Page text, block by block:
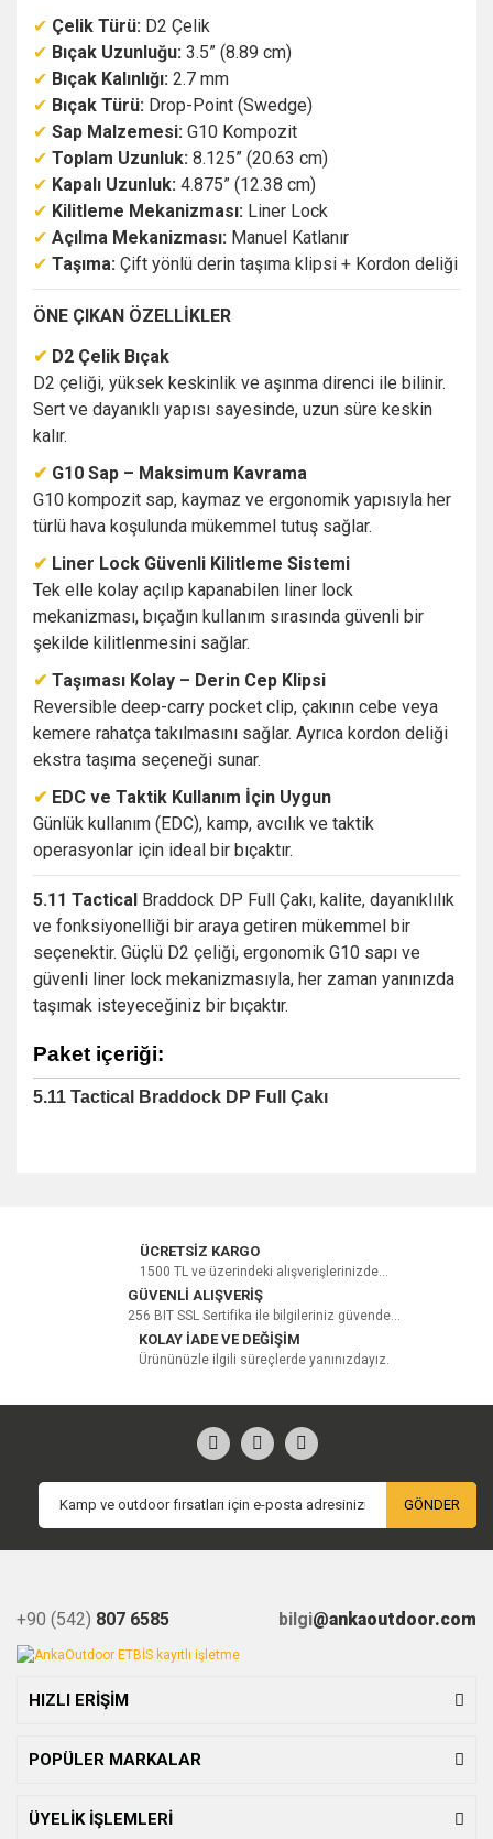
✔ Çelik Türü: D2 Çelik
✔ Bıçak Uzunluğu: 3.5” (8.89 cm)
✔ Bıçak Kalınlığı: 2.7 mm
✔ Bıçak Türü: Drop-Point (Swedge)
✔ Sap Malzemesi: G10 Kompozit
✔ Toplam Uzunluk: 8.125” (20.63 cm)
✔ Kapalı Uzunluk: 4.875” (12.38 cm)
✔ Kilitleme Mekanizması: Liner Lock
✔ Açılma Mekanizması: Manuel Katlanır
✔ Taşıma: Çift yönlü derin taşıma klipsi + Kordon deliği
ÖNE ÇIKAN ÖZELLİKLER
✔ D2 Çelik Bıçak
D2 çeliği, yüksek keskinlik ve aşınma direnci ile bilinir.
Sert ve dayanıklı yapısı sayesinde, uzun süre keskin
kalır.
✔ G10 Sap – Maksimum Kavrama
G10 kompozit sap, kaymaz ve ergonomik yapısıyla her
türlü hava koşulunda mükemmel tutuş sağlar.
✔ Liner Lock Güvenli Kilitleme Sistemi
Tek elle kolay açılıp kapanabilen liner lock
mekanizması, bıçağın kullanım sırasında güvenli bir
şekilde kilitlenmesini sağlar.
✔ Taşıması Kolay – Derin Cep Klipsi
Reversible deep-carry pocket clip, çakının cebe veya
kemere rahatça takılmasını sağlar. Ayrıca kordon deliği
ekstra taşıma seçeneği sunar.
✔ EDC ve Taktik Kullanım İçin Uygun
Günlük kullanım (EDC), kamp, avcılık ve taktik
operasyonlar için ideal bir bıçaktır.
5.11 Tactical Braddock DP Full Çakı, kalite, dayanıklılık
ve fonksiyonelliği bir araya getiren mükemmel bir
seçenektir. Güçlü D2 çeliği, ergonomik G10 sapı ve
güvenli liner lock mekanizmasıyla, her zaman yanınızda
taşımak isteyeceğiniz bir bıçaktır.
Paket içeriği:
5.11 Tactical Braddock DP Full Çakı
Bu ürüne ilk yorumu siz yapın!
Yorum Yaz
ÜCRETSİZ KARGO
1500 TL ve üzerindeki alışverişlerinizde...
GÜVENLİ ALIŞVERİŞ
256 BIT SSL Sertifika ile bilgileriniz güvende...
KOLAY İADE VE DEĞİŞİM
Ürününüzle ilgili süreçlerde yanınızdayız.
GÖNDER
+90 (542) 807 6585 bilgi@ankaoutdoor.com
HIZLI ERİŞİM
POPÜLER MARKALAR
ÜYELİK İŞLEMLERİ